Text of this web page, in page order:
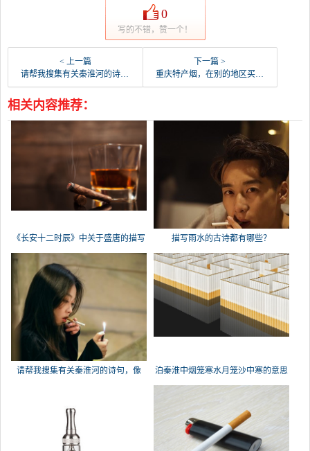
0
写的不错，赞一个！
< 上一篇
请帮我搜集有关秦淮河的诗句，像“烟笼寒水月笼沙，夜泊秦淮近酒家”这样的？
下一篇 >
重庆特产烟，在别的地区买不到的？
相关内容推荐：
《长安十二时辰》中关于盛唐的描写 描写雨水的古诗都有哪些？
请帮我搜集有关秦淮河的诗句，像
泊秦淮中烟笼寒水月笼沙中寒的意思